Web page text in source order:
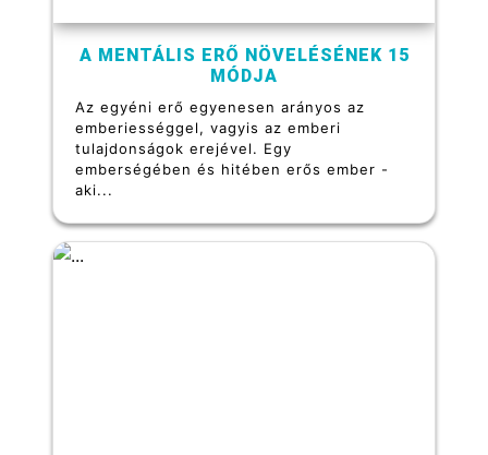
A MENTÁLIS ERŐ NÖVELÉSÉNEK 15
MÓDJA
Az egyéni erő egyenesen arányos az
emberiességgel, vagyis az emberi
tulajdonságok erejével. Egy
emberségében és hitében erős ember -
aki...